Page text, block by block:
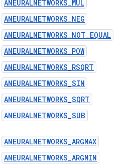
ANEURALNETWORKS_MUL
ANEURALNETWORKS_NEG
ANEURALNETWORKS_NOT_EQUAL
ANEURALNETWORKS_POW
ANEURALNETWORKS_RSQRT
ANEURALNETWORKS_SIN
ANEURALNETWORKS_SQRT
ANEURALNETWORKS_SUB
ANEURALNETWORKS_ARGMAX
ANEURALNETWORKS_ARGMIN